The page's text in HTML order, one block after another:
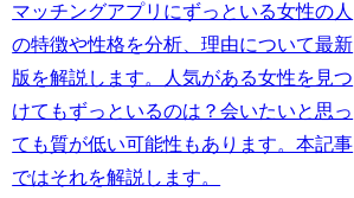
マッチングアプリにずっといる女性の人
の特徴や性格を分析、理由について最新
版を解説します。人気がある女性を見つ
けてもずっといるのは？会いたいと思っ
ても質が低い可能性もあります。本記事
ではそれを解説します。